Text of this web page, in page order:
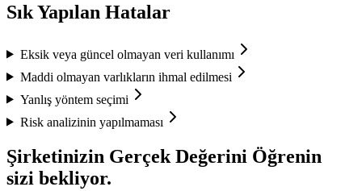
Sık Yapılan Hatalar
Eksik veya güncel olmayan veri kullanımı
Maddi olmayan varlıkların ihmal edilmesi
Yanlış yöntem seçimi
Risk analizinin yapılmaması
Şirketinizin Gerçek Değerini Öğrenin
sizi bekliyor.